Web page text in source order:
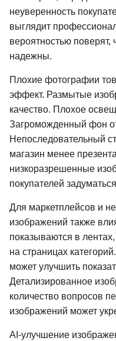
неуверенность
выглядит
вероятностью поверят,
надежны.
Плохие фотографии
эффект. Размытые
качество. Плохое
Загроможденный фон
Непоследовательный
магазин менее
низкоразрешенные
покупателей
Для маркетплейсов и
изображений также
показываются в
на страницах
может улучшить
Детализированное
количество вопросов
изображений может
AI-улучшение